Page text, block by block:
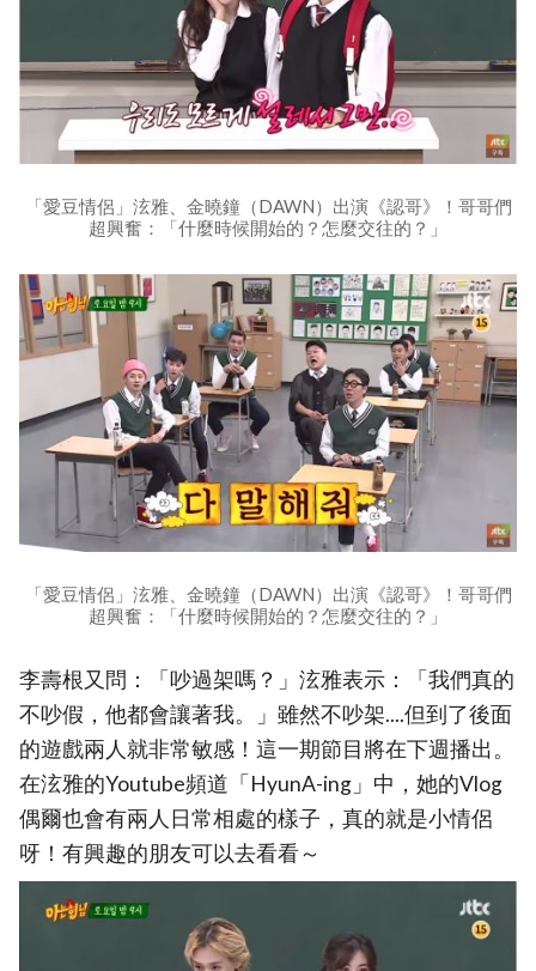
「愛豆情侶」泫雅、金曉鐘（DAWN）出演《認哥》！哥哥們
超興奮：「什麼時候開始的？怎麼交往的？」
「愛豆情侶」泫雅、金曉鐘（DAWN）出演《認哥》！哥哥們
超興奮：「什麼時候開始的？怎麼交往的？」
李壽根又問：「吵過架嗎？」泫雅表示：「我們真的
不吵假，他都會讓著我。」雖然不吵架....但到了後面
的遊戲兩人就非常敏感！這一期節目將在下週播出。
在泫雅的Youtube頻道「HyunA-ing」中，她的Vlog
偶爾也會有兩人日常相處的樣子，真的就是小情侶
呀！有興趣的朋友可以去看看～